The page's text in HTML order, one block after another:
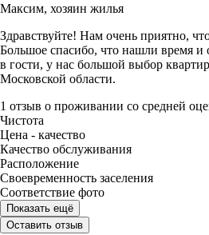
Максим, хозяин жилья
Здравствуйте! Нам очень приятно,
Большое спасибо, что нашли время и
в гости, у нас большой выбор
Московской области.
1 отзыв о проживании со средней
Чистота
Цена - качество
Качество обслуживания
Расположение
Своевременность заселения
Соответствие фото
Показать ещё
Оставить отзыв